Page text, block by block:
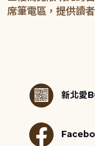
席筆電區，提供讀
新北愛